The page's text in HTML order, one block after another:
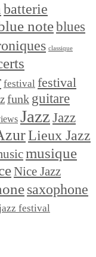
batterie
noteblues
classique
festival festival
funk guitare
Jazz Jazz
Lieux Jazz
musique
Nice Jazz
saxophone
festival